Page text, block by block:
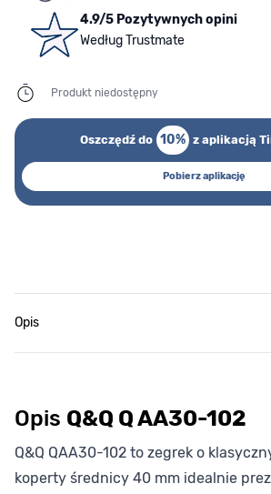
4.9/5 Pozytywnych opini
Według Trustmate
Produkt niedostępny
Oszczędź do 10% z aplikacją
Pobierz aplikację
Opis
Opis Q&Q Q AA30-102
Q&Q QAA30-102 to zegrek o
koperty średnicy 40 mm idealnie